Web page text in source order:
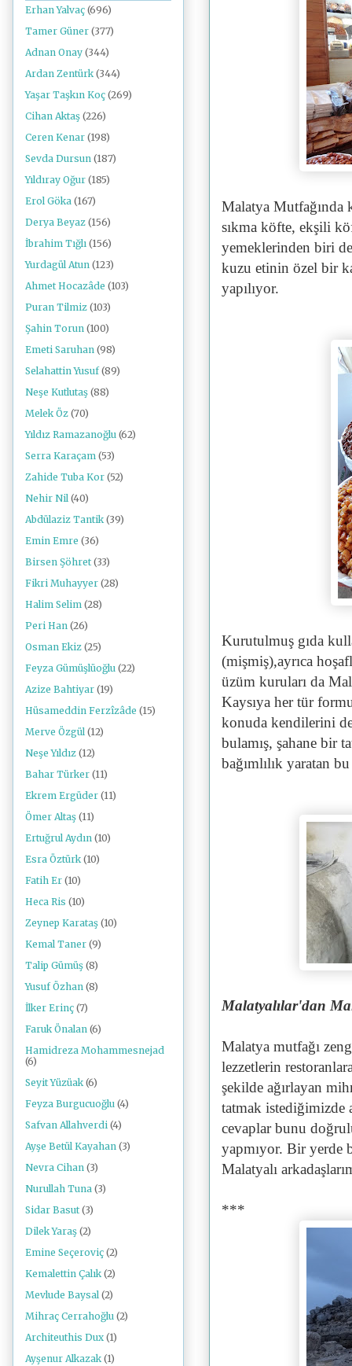
Malatya
sıkma köfte, ekşili
yemeklerinden biri
kuzu etinin özel bir
yapılıyor.
Kurutulmuş gıda
(mişmiş),ayrıca
üzüm kuruları da
Kaysıya her tür
konuda kendilerini
bulamış, şahane bir
bağımlılık yaratan
Malatyalılar'dan
Malatya mutfağı
lezzetlerin
şekilde ağırlayan
tatmak istediğimizde
cevaplar bunu
yapmıyor. Bir yerde
Malatyalı
***
Erhan Yalvaç (696)
Tamer Güner (377)
Adnan Onay (344)
Ardan Zentürk (344)
Yaşar Taşkın Koç (269)
Cihan Aktaş (226)
Ceren Kenar (198)
Sevda Dursun (187)
Yıldıray Oğur (185)
Erol Göka (167)
Derya Beyaz (156)
İbrahim Tığlı (156)
Yurdagül Atun (123)
Ahmet Hocazâde (103)
Puran Tilmiz (103)
Şahin Torun (100)
Emeti Saruhan (98)
Selahattin Yusuf (89)
Neşe Kutlutaş (88)
Melek Öz (70)
Yıldız Ramazanoğlu (62)
Serra Karaçam (53)
Zahide Tuba Kor (52)
Nehir Nil (40)
Abdülaziz Tantik (39)
Emin Emre (36)
Birsen Şöhret (33)
Fikri Muhayyer (28)
Halim Selim (28)
Peri Han (26)
Osman Ekiz (25)
Feyza Gümüşlüoğlu (22)
Azize Bahtiyar (19)
Hüsameddin Ferzîzâde (15)
Merve Özgül (12)
Neşe Yıldız (12)
Bahar Türker (11)
Ekrem Ergüder (11)
Ömer Altaş (11)
Ertuğrul Aydın (10)
Esra Öztürk (10)
Fatih Er (10)
Heca Ris (10)
Zeynep Karataş (10)
Kemal Taner (9)
Talip Gümüş (8)
Yusuf Özhan (8)
İlker Erinç (7)
Faruk Önalan (6)
Hamidreza Mohammesnejad
(6)
Seyit Yüzüak (6)
Feyza Burgucuoğlu (4)
Safvan Allahverdi (4)
Ayşe Betül Kayahan (3)
Nevra Cihan (3)
Nurullah Tuna (3)
Sidar Basut (3)
Dilek Yaraş (2)
Emine Seçeroviç (2)
Kemalettin Çalık (2)
Mevlude Baysal (2)
Mihraç Cerrahoğlu (2)
Architeuthis Dux (1)
Ayşenur Alkazak (1)